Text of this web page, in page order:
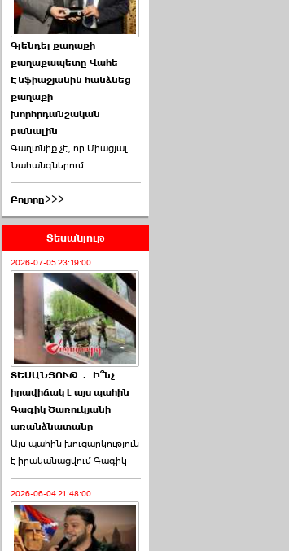
Գլենդել քաղաքի
քաղաքապետը Վահե
Էնֆիաջյանին հանձնեց
քաղաքի
խորհրդանշական
բանալին
Գաղտնիք չէ, որ Միացյալ
Նահանգներում
Բոլորը>>>
Տեսանյութ
2026-07-05 23:19:00
ՏԵՍԱՆՅՈՒԹ․ Ի՞նչ
իրավիճակ է այս պահին
Գագիկ Ծառուկյանի
առանձնատանը
Այս պահին խուզարկություն
է իրականացվում Գագիկ
2026-06-04 21:48:00